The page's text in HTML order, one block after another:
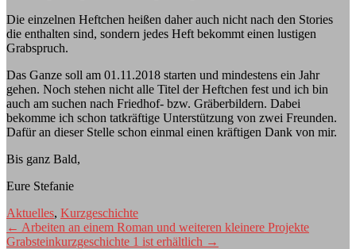
Die einzelnen Heftchen heißen daher auch nicht nach den Stories
die enthalten sind, sondern jedes Heft bekommt einen lustigen
Grabspruch.
Das Ganze soll am 01.11.2018 starten und mindestens ein Jahr
gehen. Noch stehen nicht alle Titel der Heftchen fest und ich bin
auch am suchen nach Friedhof- bzw. Gräberbildern. Dabei
bekomme ich schon tatkräftige Unterstützung von zwei Freunden.
Dafür an dieser Stelle schon einmal einen kräftigen Dank von mir.
Bis ganz Bald,
Eure Stefanie
Aktuelles, Kurzgeschichte
Beitragsnavigation
← Arbeiten an einem Roman und weiteren kleinere Projekte
Grabsteinkurzgeschichte 1 ist erhältlich →